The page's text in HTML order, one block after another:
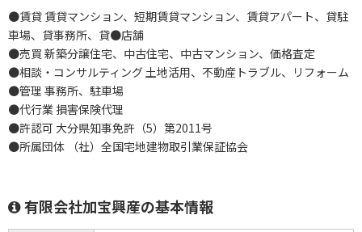
●賃貸 賃貸マンション、短期賃貸マンション、賃貸アパート、貸駐
車場、貸事務所、貸●店舗
●売買 新築分譲住宅、中古住宅、中古マンション、価格査定
●相談・コンサルティング 土地活用、不動産トラブル、リフォーム
●管理 事務所、駐車場
●代行業 損害保険代理
●許認可 大分県知事免許（5）第2011号
●所属団体 （社）全国宅地建物取引業保証協会
有限会社加宝興産の基本情報